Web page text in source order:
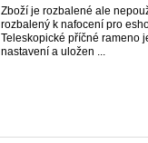
Zboží je rozbalené ale
rozbalený k nafocení pro
Teleskopické příčné rameno
nastavení a uložen ...